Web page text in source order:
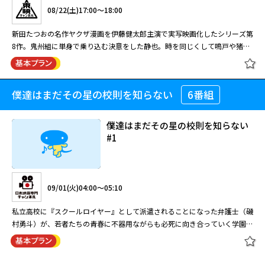
08/22(土)17:00～18:00
新田たつおの名作ヤクザ漫画を伊藤健太郎主演で実写映画化したシリーズ第
8作。鬼州組に単身で乗り込む決意をした静也。時を同じくして鳴戸や猪首
ら残りの組員も静也と同じく命を賭す覚悟を固めており、共に鬼州組へと乗
り込むことに。翌日、乗り込もうとした静也たちの前に現れたのは組を抜け
たはずの生倉と肘方、それに鬼州組の胡麻田であった。胡麻田は偶然出会っ
た生倉と肘方と意気投合し、鬼州組を裏切り新鮮組の仲間になったのだっ
た。
静かなるドン 第8章
08/22(土)17:00～18:00
新田たつおの名作ヤクザ漫画を伊藤健太郎主演で実写映画化したシリーズ第
8作。鬼州組に単身で乗り込む決意をした静也。時を同じくして鳴戸や猪首
ら残りの組員も静也と同じく命を賭す覚悟を固めており、共に鬼州組へと乗
り込むことに。翌日、乗り込もうとした静也たちの前に現れたのは組を抜け
たはずの生倉と肘方、それに鬼州組の胡麻田であった。胡麻田は偶然出会っ
た生倉と肘方と意気投合し、鬼州組を裏切り新鮮組の仲間になったのだっ
僕達はまだその星の校則を知らない 6番組
僕達はまだその星の校則を知らない
#1
09/01(火)04:00～05:10
私立高校に『スクールロイヤー』として派遣されることになった弁護士（磯
村勇斗）が、若者たちの青春に不器用ながらも必死に向き合っていく学園ヒ
ューマンドラマ。 「宇宙の一部になりたい」―――。独特の感性を持つがゆえに
人生にも仕事にも臆病だった弁護士（磯村勇斗）が、少子化による共学化で